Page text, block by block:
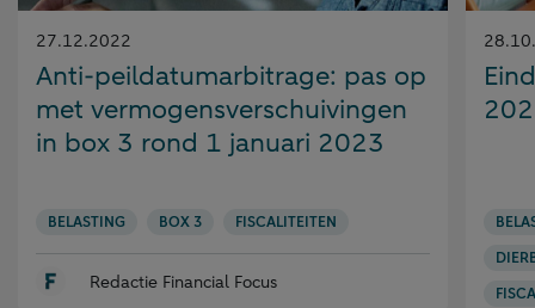
Gepubliceerd
op:
27.12.2022
Anti-peildatumarbitrage: pas op
met vermogensverschuivingen
in box 3 rond 1 januari 2023
BELASTING BOX 3 FISCALITEITEN
Redactie Financial Focus
op: